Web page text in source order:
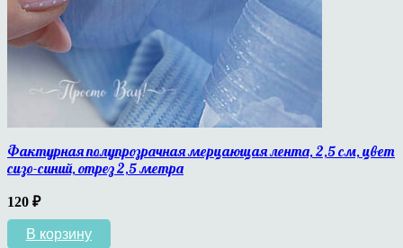
Фактурная полупрозрачная мерцающая лента, 2,5 см, цвет
сизо-синий, отрез 2,5 метра
120 ₽
В корзину